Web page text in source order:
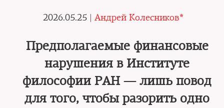
2026.05.25 | Андрей Колесников*
Предполагаемые финансовые
нарушения в Институте
философии РАН — лишь повод
для того, чтобы разорить одно